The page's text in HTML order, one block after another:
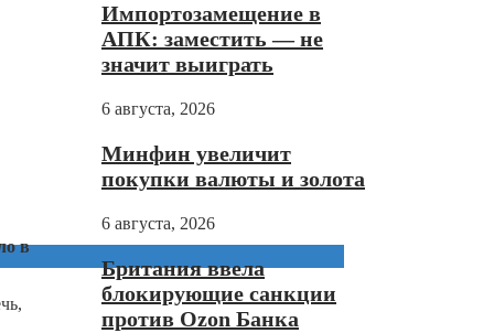
в
Импортозамещение в
АПК: заместить — не
значит выиграть
6 августа, 2026
Минфин увеличит
покупки валюты и золота
6 августа, 2026
Британия ввела
блокирующие санкции
против Ozon Банка